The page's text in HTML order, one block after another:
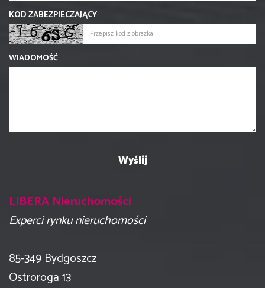
KOD ZABEZPIECZAJĄCY
WIADOMOŚĆ
LIBERA Nieruchomości
Experci rynku nieruchomości
​85-349 Bydgoszcz
Ostroroga 13